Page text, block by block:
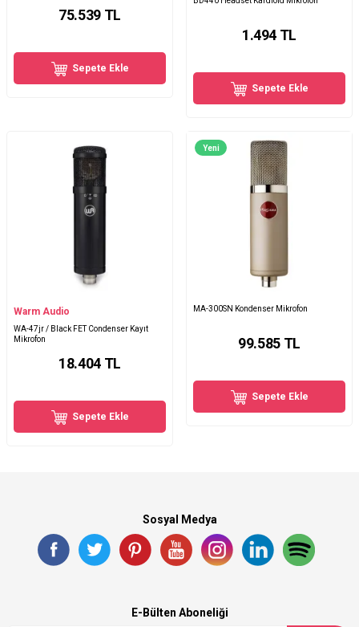
75.539TL
Sepete Ekle
1.494 TL
Sepete Ekle
Warm Audio
WA-47jr / Black FET Condenser Kayıt
Mikrofon
18.404TL
Sepete Ekle
Yeni
MA-300SN Kondenser Mikrofon
99.585TL
Sepete Ekle
Sosyal Medya
E-Bülten Aboneliği